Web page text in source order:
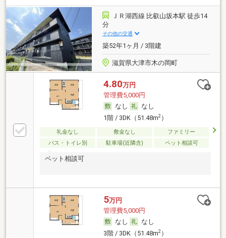
ＪＲ湖西線 比叡山坂本駅 徒歩14
分
その他の交通
築52年1ヶ月 / 3階建
滋賀県大津市木の岡町
4.80万円
管理費5,000円
なし
なし
1階 / 3DK（51.48m2）
礼金なし 敷金なし
ファミリー
バス・トイレ別
駐車場(近隣含) ペット相談可
ペット相談可
5万円
管理費5,000円
なし
なし
3階 / 3DK（51.48m2）